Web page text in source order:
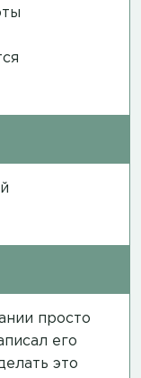
просто
его
это